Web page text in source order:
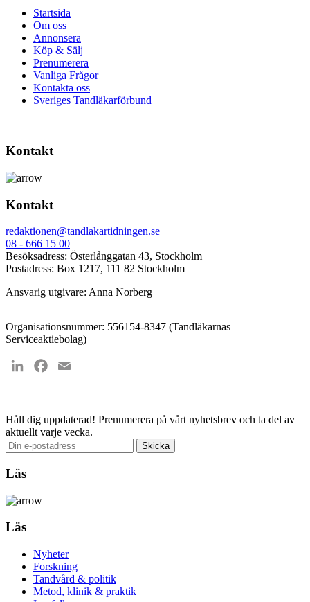
Startsida
Om oss
Annonsera
Köp & Sälj
Prenumerera
Vanliga Frågor
Kontakta oss
Sveriges Tandläkarförbund
Kontakt
Kontakt
redaktionen@tandlakartidningen.se
08 - 666 15 00
Besöksadress: Österlånggatan 43, Stockholm
Postadress: Box 1217, 111 82 Stockholm
Ansvarig utgivare: Anna Norberg
Organisationsnummer: 556154-8347 (Tandläkarnas
Serviceaktiebolag)
LinkedInFacebook
Håll dig uppdaterad! Prenumerera på vårt nyhetsbrev och ta del av
aktuellt varje vecka.
Läs
Läs
Nyheter
Forskning
Tandvård & politik
Metod, klinik & praktik